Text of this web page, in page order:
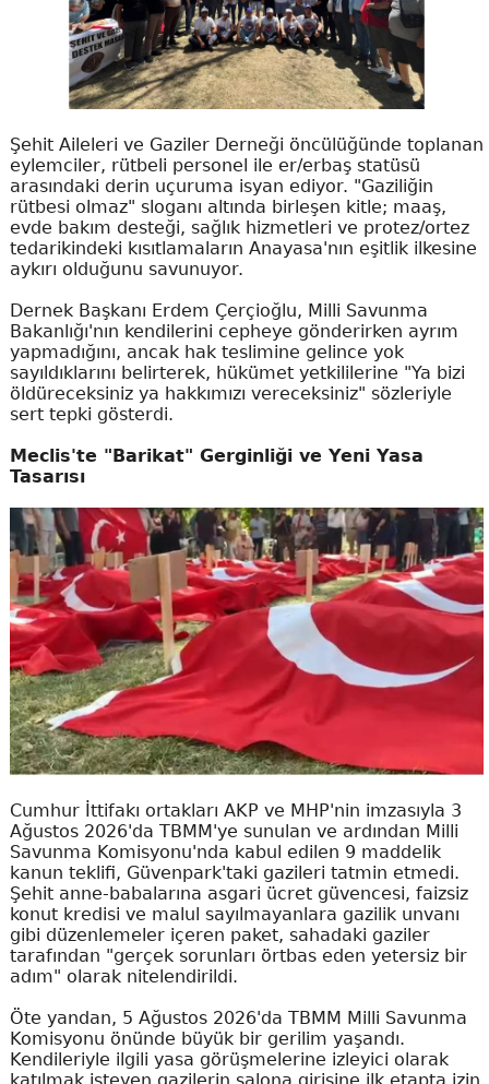
Şehit Aileleri ve Gaziler Derneği öncülüğünde toplanan
eylemciler, rütbeli personel ile er/erbaş statüsü
arasındaki derin uçuruma isyan ediyor. "Gaziliğin
rütbesi olmaz" sloganı altında birleşen kitle; maaş,
evde bakım desteği, sağlık hizmetleri ve protez/ortez
tedarikindeki kısıtlamaların Anayasa'nın eşitlik ilkesine
aykırı olduğunu savunuyor.
Dernek Başkanı Erdem Çerçioğlu, Milli Savunma
Bakanlığı'nın kendilerini cepheye gönderirken ayrım
yapmadığını, ancak hak teslimine gelince yok
sayıldıklarını belirterek, hükümet yetkililerine "Ya bizi
öldüreceksiniz ya hakkımızı vereceksiniz" sözleriyle
sert tepki gösterdi.
Meclis'te "Barikat" Gerginliği ve Yeni Yasa
Tasarısı
Cumhur İttifakı ortakları AKP ve MHP'nin imzasıyla 3
Ağustos 2026'da TBMM'ye sunulan ve ardından Milli
Savunma Komisyonu'nda kabul edilen 9 maddelik
kanun teklifi, Güvenpark'taki gazileri tatmin etmedi.
Şehit anne-babalarına asgari ücret güvencesi, faizsiz
konut kredisi ve malul sayılmayanlara gazilik unvanı
gibi düzenlemeler içeren paket, sahadaki gaziler
tarafından "gerçek sorunları örtbas eden yetersiz bir
adım" olarak nitelendirildi.
Öte yandan, 5 Ağustos 2026'da TBMM Milli Savunma
Komisyonu önünde büyük bir gerilim yaşandı.
Kendileriyle ilgili yasa görüşmelerine izleyici olarak
katılmak isteyen gazilerin salona girişine ilk etapta izin